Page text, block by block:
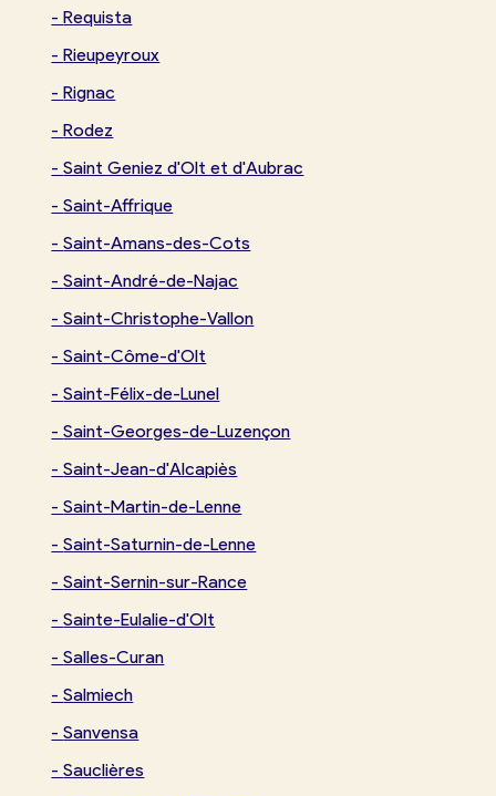
-Requista
-Rieupeyroux
-Rignac
-Rodez
-Saint Geniez d'Olt et d'Aubrac
-Saint-Affrique
-Saint-Amans-des-Cots
-Saint-André-de-Najac
-Saint-Christophe-Vallon
-Saint-Côme-d'Olt
-Saint-Félix-de-Lunel
-Saint-Georges-de-Luzençon
-Saint-Jean-d'Alcapiès
-Saint-Martin-de-Lenne
-Saint-Saturnin-de-Lenne
-Saint-Sernin-sur-Rance
-Sainte-Eulalie-d'Olt
-Salles-Curan
-Salmiech
-Sanvensa
-Sauclières